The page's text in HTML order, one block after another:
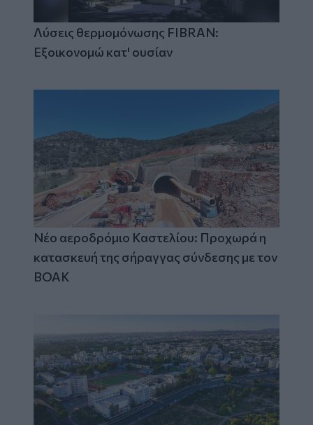
Λύσεις θερμομόνωσης FIBRAN:
Εξοικονομώ κατ' ουσίαν
Νέο αεροδρόμιο Καστελίου: Προχωρά η
κατασκευή της σήραγγας σύνδεσης με τον
ΒΟΑΚ